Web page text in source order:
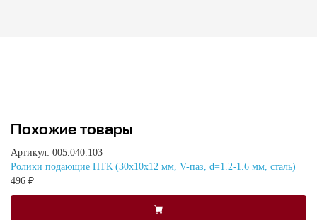
Похожие товары
Артикул: 005.040.103
Ролики подающие ПТК (30х10х12 мм, V-паз, d=1.2-1.6 мм, сталь)
496 ₽